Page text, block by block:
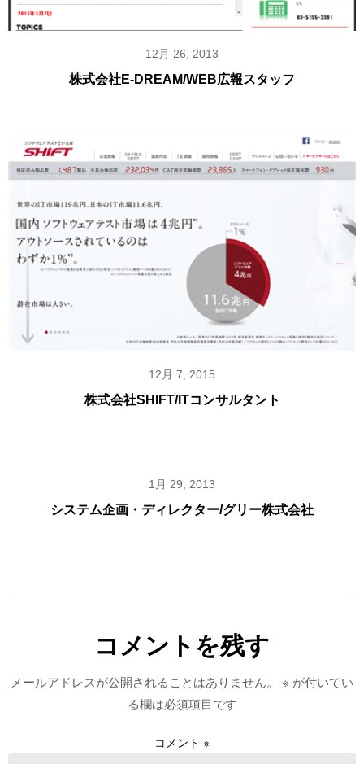
12月 26, 2013
株式会社E-DREAM/WEB広報スタッフ
12月 7, 2015
株式会社SHIFT/ITコンサルタント
1月 29, 2013
システム企画・ディレクター/グリー株式会社
コメントを残す
メールアドレスが公開されることはありません。 ※ が付いてい
る欄は必須項目です
コメント ※